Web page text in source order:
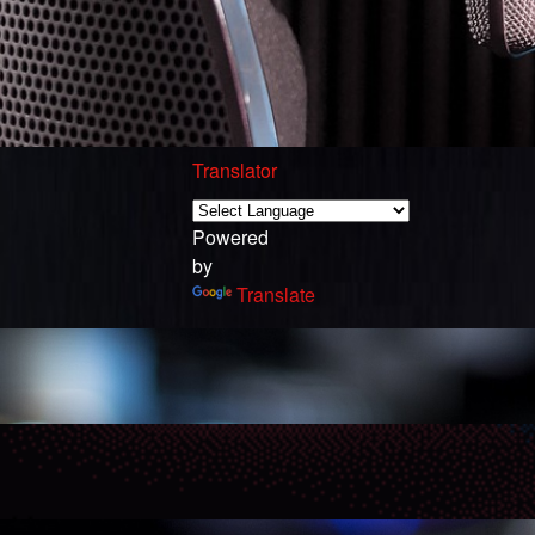
Translator
Powered
by
Translate